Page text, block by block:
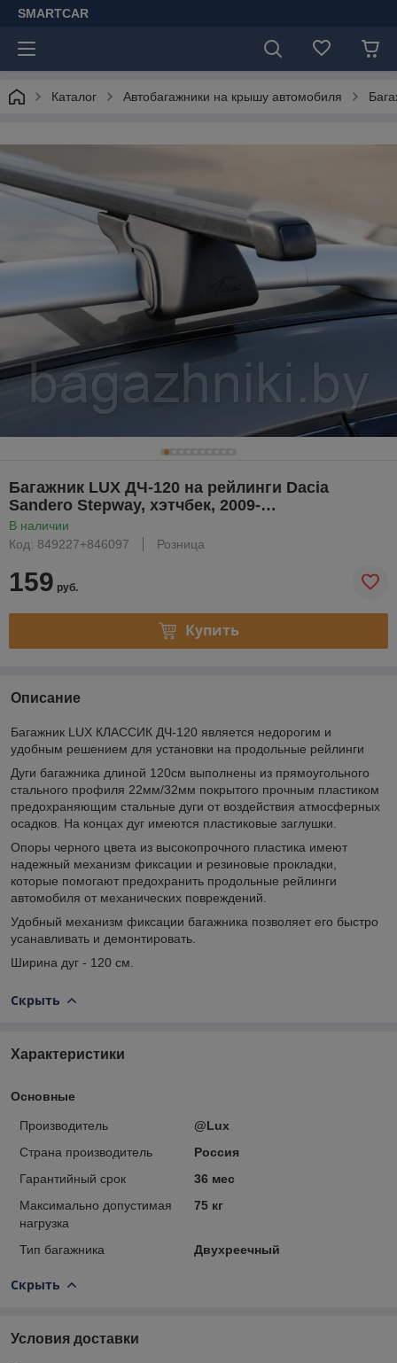
SMARTCAR
Каталог Автобагажники на крышу автомобиля
Багажник LUX ДЧ-120 на рейлинги Dacia
Sandero Stepway, хэтчбек, 2009-…
В наличии
Код: 849227+846097
Розница
159 руб.
Купить
Описание
Багажник LUX КЛАССИК ДЧ-120 является недорогим и
удобным решением для установки на продольные рейлинги
Дуги багажника длиной 120см выполнены из прямоугольного
стального профиля 22мм/32мм покрытого прочным пластиком
предохраняющим стальные дуги от воздействия атмосферных
осадков. На концах дуг имеются пластиковые заглушки.
Опоры черного цвета из высокопрочного пластика имеют
надежный механизм фиксации и резиновые прокладки,
которые помогают предохранить продольные рейлинги
автомобиля от механических повреждений.
Удобный механизм фиксации багажника позволяет его быстро
усанавливать и демонтировать.
Ширина дуг - 120 см.
Скрыть
Характеристики
Основные
Производитель
@Lux
Страна производитель
Россия
Гарантийный срок
36 мес
Максимально допустимая
нагрузка
75 кг
Тип багажника Двухреечный
Скрыть
Условия доставки